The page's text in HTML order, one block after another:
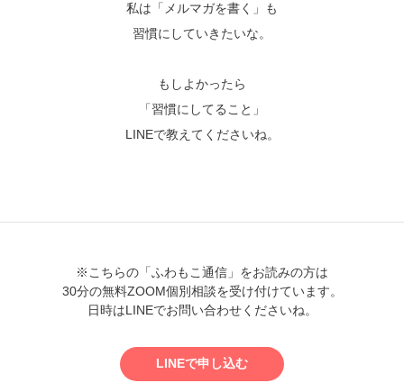
私は「メルマガを書く」も
習慣にしていきたいな。
もしよかったら
「習慣にしてること」
LINEで教えてくださいね。
※こちらの「ふわもこ通信」をお読みの方は
30分の無料ZOOM個別相談を受け付けています。
日時はLINEでお問い合わせくださいね。
LINEで申し込む